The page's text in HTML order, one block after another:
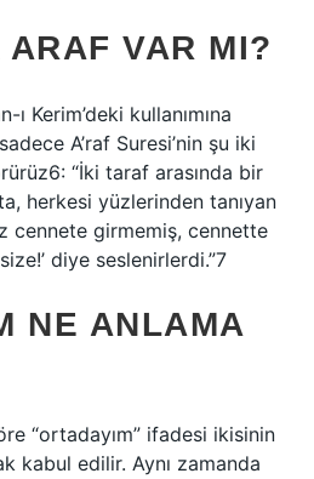
ARAF VAR MI?
ı Kerim’deki kullanımına
A’raf Suresi’nin şu iki
“İki taraf arasında bir
herkesi yüzlerinden tanıyan
cennete girmemiş, cennette
diye seslenirlerdi.”7
NE ANLAMA
“ortadayım” ifadesi ikisinin
kabul edilir. Aynı zamanda